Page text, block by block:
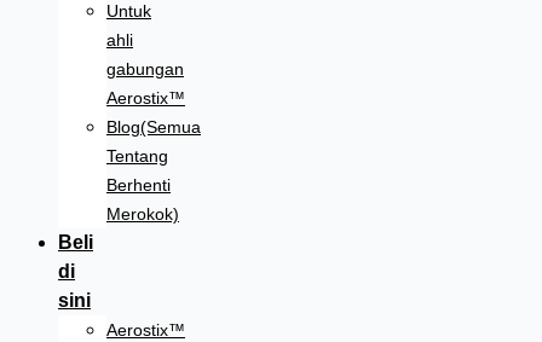
Untuk
ahli
gabungan
Aerostix™
Blog(Semua
Tentang
Berhenti
Merokok)
Beli
di
sini
Aerostix™